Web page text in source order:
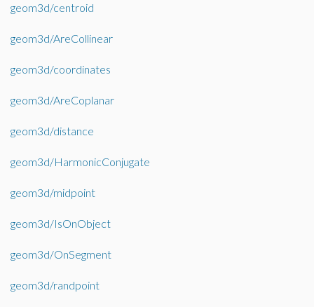
geom3d/centroid
geom3d/AreCollinear
geom3d/coordinates
geom3d/AreCoplanar
geom3d/distance
geom3d/HarmonicConjugate
geom3d/midpoint
geom3d/IsOnObject
geom3d/OnSegment
geom3d/randpoint